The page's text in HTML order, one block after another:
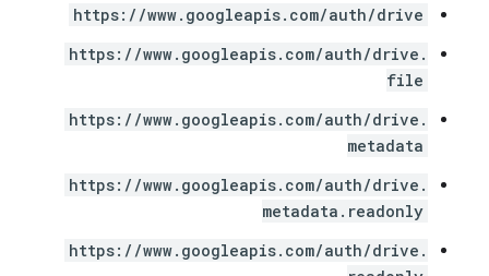
https://www.googleapis.com/auth/drive
https://www.googleapis.com/auth/drive.
file
https://www.googleapis.com/auth/drive.
metadata
https://www.googleapis.com/auth/drive.
metadata.readonly
https://www.googleapis.com/auth/drive.